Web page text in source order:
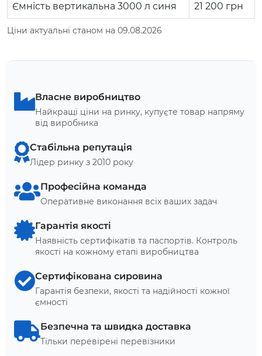
Ємність вертикальна 3000 л синя 21 200 грн
Ціни актуальні станом на 09.08.2026
Власне виробництво
Найкращі ціни на ринку, купуєте товар напряму
від виробника
Стабільна репутація
Лідер ринку з 2010 року
Професійна команда
Оперативне виконання всіх ваших задач
Гарантія якості
Наявність сертифікатів та паспортів. Контроль
якості на кожному етапі виробництва
Сертифікована сировина
Гарантія безпеки, якості та надійності кожної
ємності
Безпечна та швидка доставка
Тільки перевірені перевізники